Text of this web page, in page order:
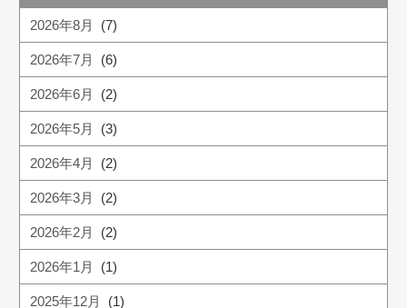
2026年8月 (7)
2026年7月 (6)
2026年6月 (2)
2026年5月 (3)
2026年4月 (2)
2026年3月 (2)
2026年2月 (2)
2026年1月 (1)
2025年12月 (1)